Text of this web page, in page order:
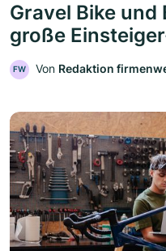
Gravel Bike und
große
FW Von Redaktion